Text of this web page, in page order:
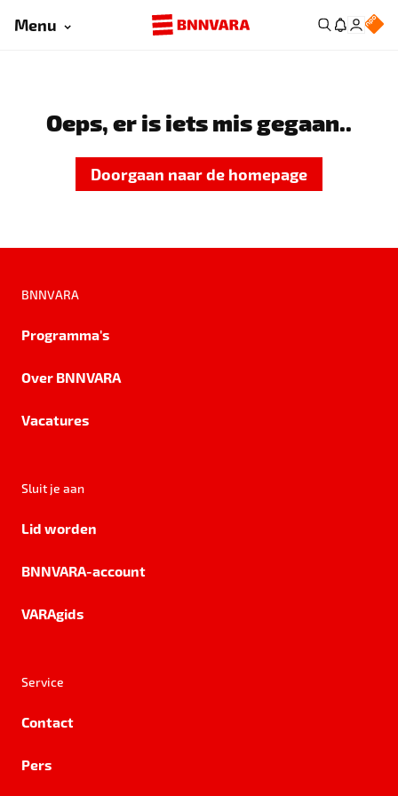
Menu
Oeps, er is iets mis gegaan..
Doorgaan naar de homepage
BNNVARA
Programma's
Over BNNVARA
Vacatures
Sluit je aan
Lid worden
BNNVARA-account
VARAgids
Service
Contact
Pers